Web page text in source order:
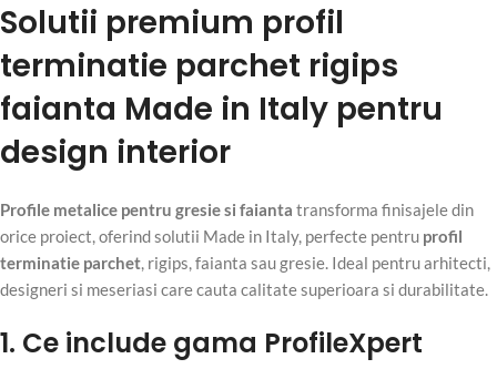
Solutii premium profil
terminatie parchet rigips
faianta Made in Italy pentru
design interior
Profile metalice pentru gresie si faianta transforma finisajele din
orice proiect, oferind solutii Made in Italy, perfecte pentru profil
terminatie parchet, rigips, faianta sau gresie. Ideal pentru arhitecti,
designeri si meseriasi care cauta calitate superioara si durabilitate.
1. Ce include gama ProfileXpert